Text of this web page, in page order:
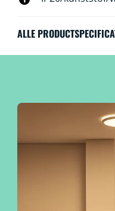
De lampen zijn
ALLE